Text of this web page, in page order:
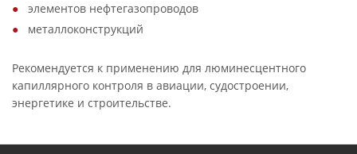
элементов нефтегазопроводов
металлоконструкций
Рекомендуется к применению для люминесцентного
капиллярного контроля в авиации, судостроении,
энергетике и строительстве.